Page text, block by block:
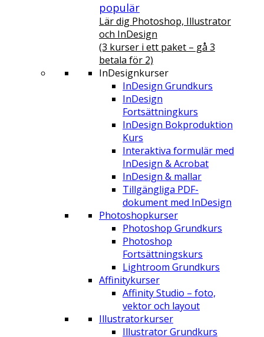
populär
Lär dig Photoshop, Illustrator
och InDesign
(3 kurser i ett paket – gå 3
betala för 2)
InDesignkurser
InDesign Grundkurs
InDesign
Fortsättningkurs
InDesign Bokproduktion
Kurs
Interaktiva formulär med
InDesign & Acrobat
InDesign & mallar
Tillgängliga PDF-
dokument med InDesign
Photoshopkurser
Photoshop Grundkurs
Photoshop
Fortsättningskurs
Lightroom Grundkurs
Affinitykurser
Affinity Studio – foto,
vektor och layout
Illustratorkurser
Illustrator Grundkurs